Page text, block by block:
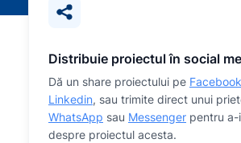
Distribuie proiectul în social
Dă un share proiectului pe Facebook
Linkedin, sau trimite direct unui
WhatsApp sau Messenger pentru a-
despre proiectul acesta.